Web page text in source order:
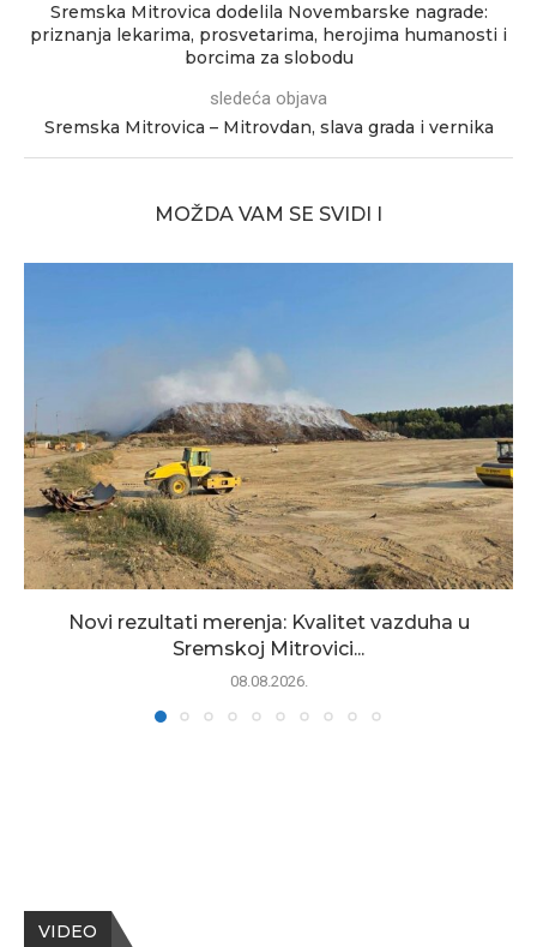
Sremska Mitrovica dodelila Novembarske nagrade:
priznanja lekarima, prosvetarima, herojima humanosti i
borcima za slobodu
sledeća objava
Sremska Mitrovica – Mitrovdan, slava grada i vernika
MOŽDA VAM SE SVIDI I
Novi rezultati merenja: Kvalitet vazduha u
Sremskoj Mitrovici...
08.08.2026.
VIDEO